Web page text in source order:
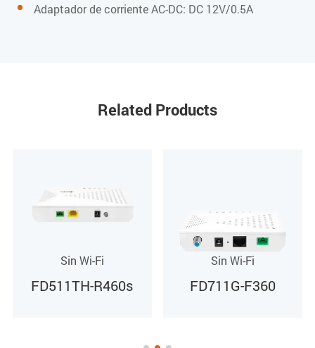
Temperatura de funcionamiento
Adaptador de corriente AC-DC: DC 12V/0.5A
Related Products
Sin Wi-Fi
FD711G-F360
Sin Wi-Fi
FD511T-R460s